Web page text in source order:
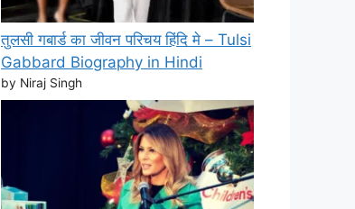
तुलसी गबार्ड का जीवन परिचय हिंदि मे – Tulsi
Gabbard Biography in Hindi
by Niraj Singh